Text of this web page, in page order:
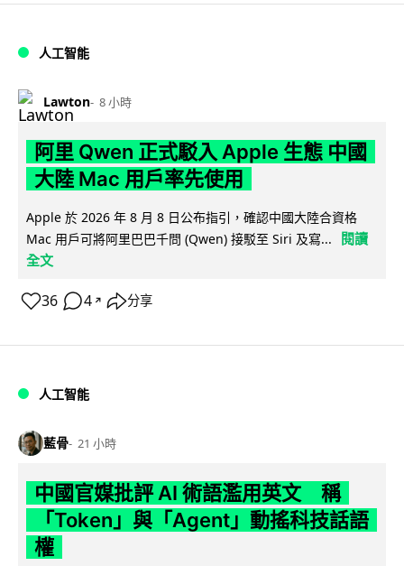
人工智能
Lawton 8 小時
阿里 Qwen 正式駁入 Apple 生態 中國
大陸 Mac 用戶率先使用
Apple 於 2026 年 8 月 8 日公布指引，確認中國大陸合資格
Mac 用戶可將阿里巴巴千問 (Qwen) 接駁至 Siri 及寫...
閱讀
全文
36 4 ↗ 分享
人工智能
藍骨 21 小時
中國官媒批評 AI 術語濫用英文 稱
「Token」與「Agent」動搖科技話語
權